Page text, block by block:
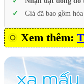
Giá đã bao gồm
Xem thêm: